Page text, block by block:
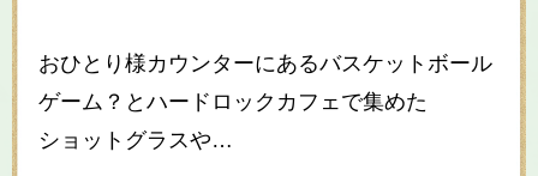
おひとり様カウンターにあるバスケットボール
ゲーム？とハードロックカフェで集めた
ショットグラスや…